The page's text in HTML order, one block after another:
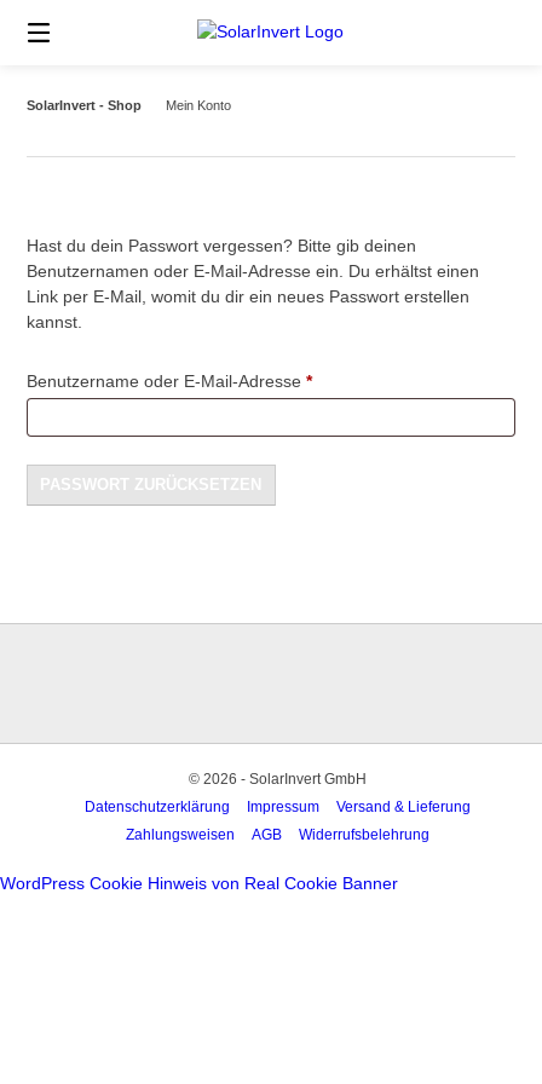
zum
SolarInvert - Shop Mein Konto
Hast du dein Passwort vergessen? Bitte gib deinen
Benutzernamen oder E-Mail-Adresse ein. Du erhältst einen
Link per E-Mail, womit du dir ein neues Passwort erstellen
kannst.
Benutzername oder E-Mail-Adresse*Erforderlich
PASSWORT ZURÜCKSETZEN
© 2026 - SolarInvert GmbH
Datenschutzerklärung
Impressum
Versand & Lieferung
Zahlungsweisen
AGB Widerrufsbelehrung
WordPress Cookie Hinweis von Real Cookie Banner